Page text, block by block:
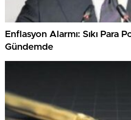
Enflasyon Alarmı: Sıkı Para
Gündemde